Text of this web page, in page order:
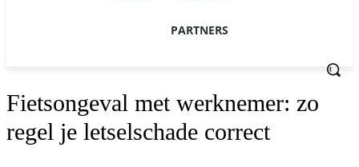
PARTNERS
Fietsongeval met werknemer: zo
regel je letselschade correct